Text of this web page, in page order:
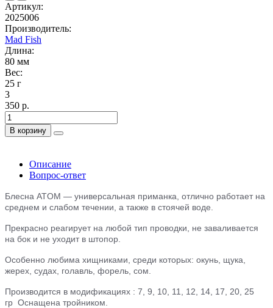
Артикул:
2025006
Производитель:
Mad Fish
Длина:
80 мм
Вес:
25 г
3
350 р.
В корзину
Описание
Вопрос-ответ
Блесна ATOM — универсальная приманка, отлично работает на
среднем и слабом течении, а также в стоячей воде.
Прекрасно реагирует на любой тип проводки, не заваливается
на бок и не уходит в штопор.
Особенно любима хищниками, среди которых: окунь, щука,
жерех, судах, голавль, форель, сом.
Производится в модификациях : 7, 9, 10, 11, 12, 14, 17, 20, 25
гр Оснащена тройником.